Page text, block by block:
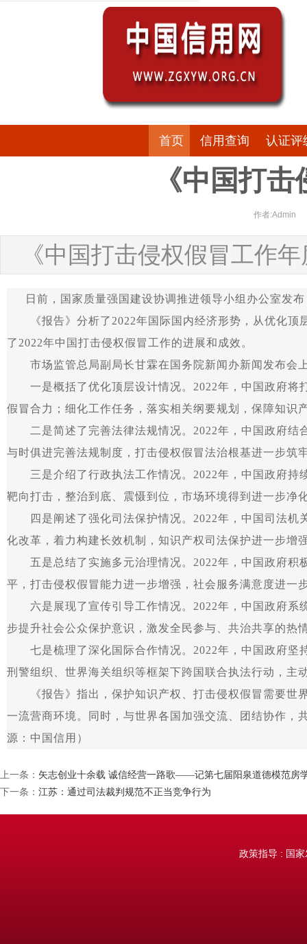
首页 信用查询 认证评
《中国打
作者:Admin
《中国打击侵权假冒工作
日前，国家质量强国建设协调推进领导小组办公室发布
《报告》分析了2022年国际国内经济形势，从优化顶
了2022年中国打击侵权假冒工作的进展和成效。
市场监管总局副局长甘霖在国务院新闻办新闻发布会
一是概括了优化顶层设计情况。2022年，中国政府将
假冒合力；细化工作任务，落实相关纲要规划，保障知识
二是简述了完善法律法规情况。2022年，中国政府结
与时俱进完善法规制度，打击侵权假冒法治根基进一步筑
三是介绍了行政执法工作情况。2022年，中国政府持
靶向打击，整治到底、震慑到位，市场环境得到进一步净
四是阐述了强化司法保护情况。2022年，中国司法机
化改革，着力构建长效机制，知识产权司法保护进一步增
五是总结了实施多元治理情况。2022年，中国政府积
平，打击侵权假冒能力进一步增强，社会服务满意度进一
六是展现了宣传引导工作情况。2022年，中国政府系
步提升社会公众保护意识，激发全民参与、共治共享的热
七是梳理了深化国际合作情况。2022年，中国政府坚
刑警组织、世界海关组织等框架下跨国联合执法行动，
《报告》指出，保护知识产权、打击侵权假冒需要世界
一流营商环境。同时，与世界各国加强交流、团结协作
源：中国信用）
上一条： 矢志创业十余载 诚信经营一路歌——记第七届阳泉道德模范房
下一条： 江苏：通过司法裁判规范不正当竞争行为
政策指导 : 国